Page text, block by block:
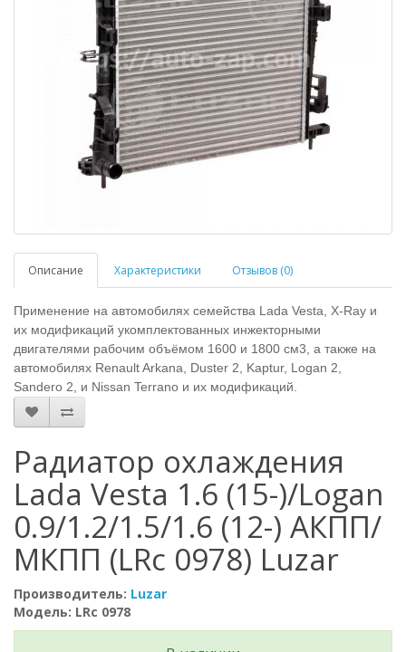
Описание Характеристики Отзывов (0)
Применение на автомобилях семейства Lada Vesta, X-Ray и
их модификаций укомплектованных инжекторными
двигателями рабочим объёмом 1600 и 1800 см3, а также на
автомобилях Renault Arkana, Duster 2, Kaptur, Logan 2,
Sandero 2, и Nissan Terrano и их модификаций.
Радиатор охлаждения
Lada Vesta 1.6 (15-)/Logan
0.9/1.2/1.5/1.6 (12-) АКПП/
МКПП (LRc 0978) Luzar
Производитель: Luzar
Модель: LRc 0978